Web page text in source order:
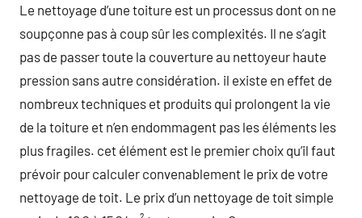
Le nettoyage d’une toiture est un processus dont on ne
soupçonne pas à coup sûr les complexités. Il ne s’agit
pas de passer toute la couverture au nettoyeur haute
pression sans autre considération. il existe en effet de
nombreux techniques et produits qui prolongent la vie
de la toiture et n’en endommagent pas les éléments les
plus fragiles. cet élément est le premier choix qu’il faut
prévoir pour calculer convenablement le prix de votre
nettoyage de toit. Le prix d’un nettoyage de toit simple